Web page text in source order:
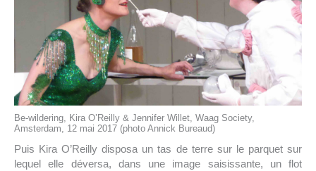
Be-wildering, Kira O’Reilly & Jennifer Willet, Waag Society,
Amsterdam, 12 mai 2017 (photo Annick Bureaud)
Puis Kira O’Reilly disposa un tas de terre sur le parquet sur
lequel elle déversa, dans une image saisissante, un flot